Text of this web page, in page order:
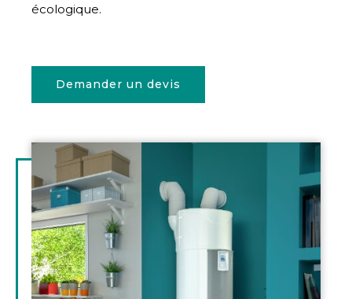
écologique.
Demander un devis
Illustration
d'introduction